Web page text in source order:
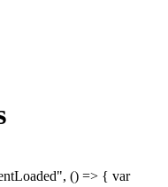
() => { var